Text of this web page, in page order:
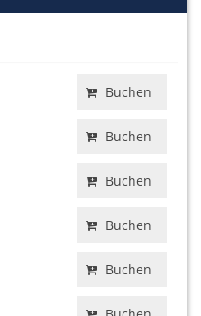
Buchen
Buchen
Buchen
Buchen
Buchen